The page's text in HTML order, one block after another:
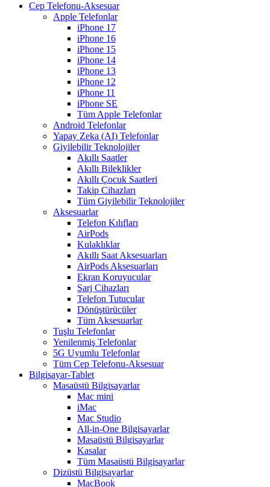
Cep Telefonu-Aksesuar
Apple Telefonlar
iPhone 17
iPhone 16
iPhone 15
iPhone 14
iPhone 13
iPhone 12
iPhone 11
iPhone SE
Tüm Apple Telefonlar
Android Telefonlar
Yapay Zeka (AI) Telefonlar
Giyilebilir Teknolojiler
Akıllı Saatler
Akıllı Bileklikler
Akıllı Çocuk Saatleri
Takip Cihazları
Tüm Giyilebilir Teknolojiler
Aksesuarlar
Telefon Kılıfları
AirPods
Kulaklıklar
Akıllı Saat Aksesuarları
AirPods Aksesuarları
Ekran Koruyucular
Şarj Cihazları
Telefon Tutucular
Dönüştürücüler
Tüm Aksesuarlar
Tuşlu Telefonlar
Yenilenmiş Telefonlar
5G Uyumlu Telefonlar
Tüm Cep Telefonu-Aksesuar
Bilgisayar-Tablet
Masaüstü Bilgisayarlar
Mac mini
iMac
Mac Studio
All-in-One Bilgisayarlar
Masaüstü Bilgisayarlar
Kasalar
Tüm Masaüstü Bilgisayarlar
Dizüstü Bilgisayarlar
MacBook